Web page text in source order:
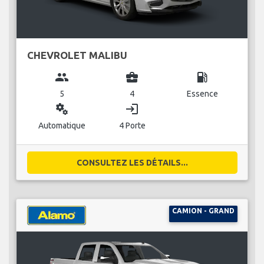
CHEVROLET MALIBU
group
5
business_center
4
local_gas_station
Essence
miscellaneous_services
Automatique
login
4 Porte
CONSULTEZ LES DÉTAILS...
CAMION - GRAND